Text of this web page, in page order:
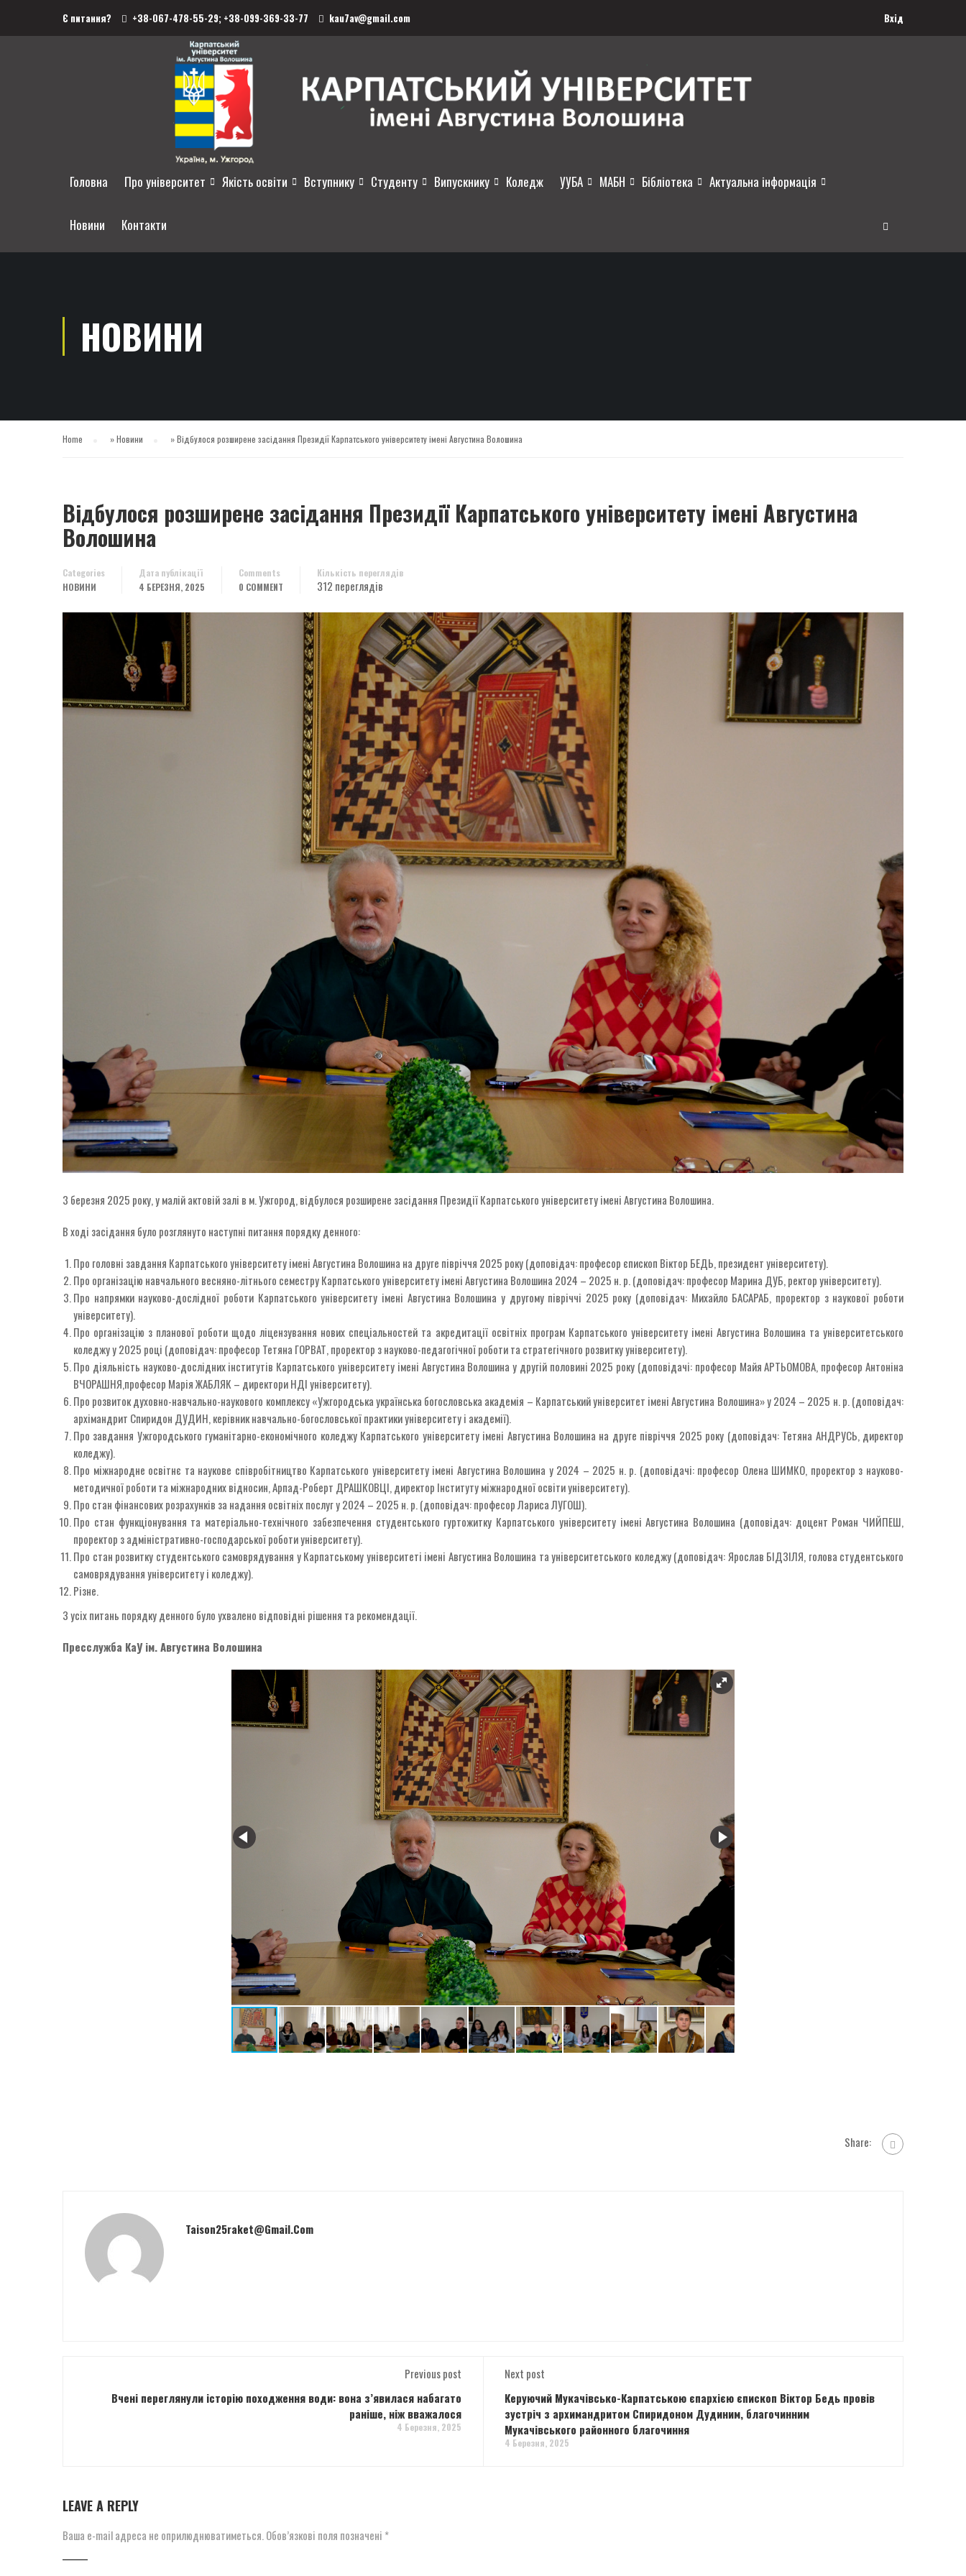
Є питання? +38-067-478-55-29; +38-099-369-33-77 kau7av@gmail.com Вхід
Головна Про університет Якість освіти Вступнику Студенту Випускнику Коледж УУБА МАБН Бібліотека Актуальна інформація
Новини Контакти
НОВИНИ
Home »Новини »Відбулося розширене засідання Президії Карпатського університету імені Августина Волошина
Відбулося розширене засідання Президії Карпатського університету імені Августина
Волошина
Categories
НОВИНИ
Дата публікації
4 БЕРЕЗНЯ, 2025
Comments
0 COMMENT
Кількість переглядів
312 переглядів
3 березня 2025 року, у малій актовій залі в м. Ужгород, відбулося розширене засідання Президії Карпатського університету імені Августина Волошина.
В ході засідання було розглянуто наступні питання порядку денного:
Про головні завдання Карпатського університету імені Августина Волошина на друге півріччя 2025 року (доповідач: професор єпископ Віктор БЕДЬ, президент університету).
Про організацію навчального весняно-літнього семестру Карпатського університету імені Августина Волошина 2024 – 2025 н. р. (доповідач: професор Марина ДУБ, ректор університету).
Про напрямки науково-дослідної роботи Карпатського університету імені Августина Волошина у другому півріччі 2025 року (доповідач: Михайло БАСАРАБ, проректор з наукової роботи
університету).
Про організацію з планової роботи щодо ліцензування нових спеціальностей та акредитації освітніх програм Карпатського університету імені Августина Волошина та університетського
коледжу у 2025 році (доповідач: професор Тетяна ГОРВАТ, проректор з науково-педагогічної роботи та стратегічного розвитку університету).
Про діяльність науково-дослідних інститутів Карпатського університету імені Августина Волошина у другій половині 2025 року (доповідачі: професор Майя АРТЬОМОВА, професор Антоніна
ВЧОРАШНЯ,професор Марія ЖАБЛЯК – директори НДІ університету).
Про розвиток духовно-навчально-наукового комплексу «Ужгородська українська богословська академія – Карпатський університет імені Августина Волошина» у 2024 – 2025 н. р. (доповідач:
архімандрит Спиридон ДУДИН, керівник навчально-богословської практики університету і академії).
Про завдання Ужгородського гуманітарно-економічного коледжу Карпатського університету імені Августина Волошина на друге півріччя 2025 року (доповідач: Тетяна АНДРУСЬ, директор
коледжу).
Про міжнародне освітнє та наукове співробітництво Карпатського університету імені Августина Волошина у 2024 – 2025 н. р. (доповідачі: професор Олена ШИМКО, проректор з науково-
методичної роботи та міжнародних відносин, Арпад-Роберт ДРАШКОВЦІ, директор Інституту міжнародної освіти університету).
Про стан фінансових розрахунків за надання освітніх послуг у 2024 – 2025 н. р. (доповідач: професор Лариса ЛУГОШ).
Про стан функціонування та матеріально-технічного забезпечення студентського гуртожитку Карпатського університету імені Августина Волошина (доповідач: доцент Роман ЧИЙПЕШ,
проректор з адміністративно-господарської роботи університету).
Про стан розвитку студентського самоврядування у Карпатському університеті імені Августина Волошина та університетського коледжу (доповідач: Ярослав БІДЗІЛЯ, голова студентського
самоврядування університету і коледжу).
Різне.
З усіх питань порядку денного було ухвалено відповідні рішення та рекомендації.
Пресслужба КаУ ім. Августина Волошина
Share:
Taison25raket@gmail.com
Previous post
Вчені переглянули історію походження води: вона з’явилася набагато
раніше, ніж вважалося
4 Березня, 2025
Next post
Керуючий Мукачівсько-Карпатською єпархією єпископ Віктор Бедь провів
зустріч з архимандритом Спиридоном Дудиним, благочинним
Мукачівського районного благочиння
4 Березня, 2025
LEAVE A REPLY
Ваша e-mail адреса не оприлюднюватиметься. Обов’язкові поля позначені *